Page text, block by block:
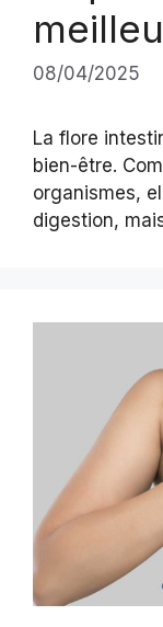
08/04/2025
La flore
bien-être.
organismes,
digestion,